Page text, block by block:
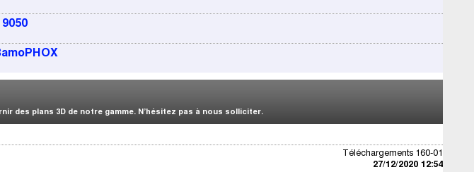
des plans 3D de notre gamme. N’hésitez pas à nous solliciter.
Téléchargements 160-01
27/12/2020 12:54